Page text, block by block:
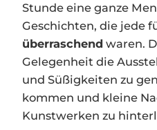
Stunde eine ganze
Geschichten, die jede
überraschend waren.
Gelegenheit die
und Süßigkeiten zu
kommen und kleine
Kunstwerken zu